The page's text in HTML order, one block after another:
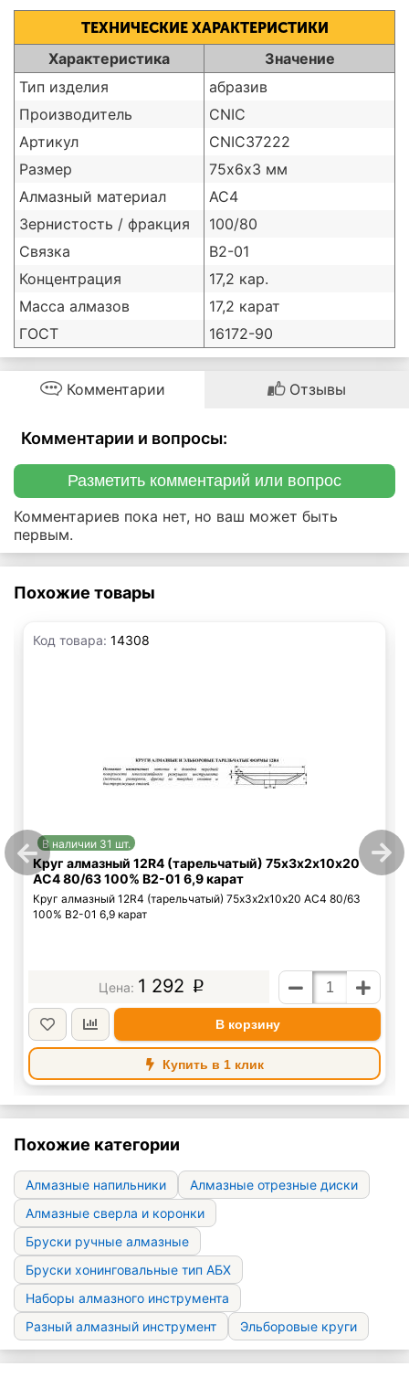
ТЕХНИЧЕСКИЕ ХАРАКТЕРИСТИКИ
Характеристика
Значение
Тип изделия
абразив
Производитель
CNIC
Артикул
CNIC37222
Размер
75х6х3 мм
Алмазный материал
АС4
Зернистость / фракция
100/80
Связка
В2-01
Концентрация
17,2 кар.
Масса алмазов
17,2 карат
ГОСТ
16172-90
Комментарии Отзывы
Комментарии и вопросы:
Разметить комментарий или вопрос
Комментариев пока нет, но ваш может быть
первым.
Похожие товары
Код товара: 14308
В наличии 31 шт.
Круг алмазный 12R4 (тарельчатый) 75х3х2х10х20
АС4 80/63 100% В2-01 6,9 карат
Круг алмазный 12R4 (тарельчатый) 75х3х2х10х20 АС4 80/63
100% В2-01 6,9 карат
1 292 p
В корзину
Купить в 1 клик
Похожие категории
Алмазные напильники
Алмазные отрезные диски
Алмазные сверла и коронки
Бруски ручные алмазные
Бруски хонинговальные тип АБХ
Наборы алмазного инструмента
Разный алмазный инструмент
Эльборовые круги